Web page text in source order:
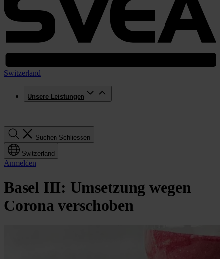
Switzerland
Unsere Leistungen
Suchen Schliessen
Switzerland
Anmelden
Basel III: Umsetzung wegen
Corona verschoben